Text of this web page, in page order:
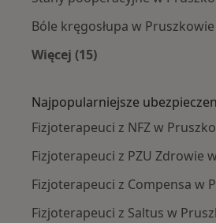
Bóle kręgosłupa w Pruszkowie
Więcej (15)
Najpopularniejsze
Fizjoterapeuci z NFZ w
Fizjoterapeuci z PZU Zdrowie
Fizjoterapeuci z Compensa w
Fizjoterapeuci z Saltus w